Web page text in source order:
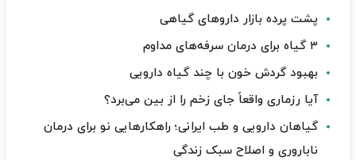
پشت پرده بازار داروهای گیاهی
۳ گیاه برای درمان سرفه‌های مداوم
بهبود گردش خون با چند گیاه دارویی
آیا رزماری واقعاً جای زخم را از بین می‌برد؟
گیاهان دارویی و طب ایرانی؛ راهکارهایی نو برای درمان
ناباروری و اصلاح سبک زندگی